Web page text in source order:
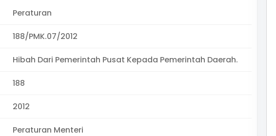
Peraturan
188/PMK.07/2012
Hibah Dari Pemerintah Pusat Kepada Pemerintah Daerah.
188
2012
Peraturan Menteri